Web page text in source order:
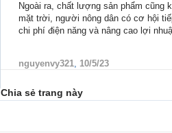
Ngoài ra, chất lượng sản phẩm cũng
mặt trời, người nông dân có cơ hội
chi phí điện năng và nâng cao lợi
nguyenvy321, 10/5/23
Chia sẻ trang này